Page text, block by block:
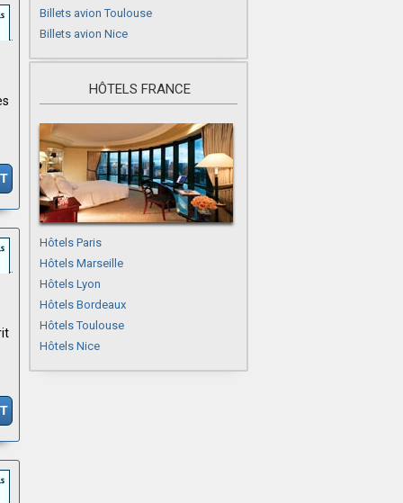
Billets avion Toulouse
Billets avion Nice
HÔTELS FRANCE
Hôtels Paris
Hôtels Marseille
Hôtels Lyon
Hôtels Bordeaux
Hôtels Toulouse
Hôtels Nice